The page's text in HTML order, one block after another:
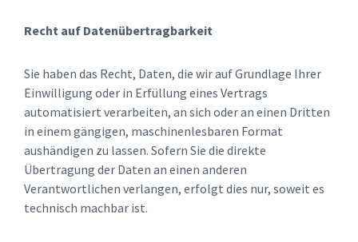
Recht auf Datenübertragbarkeit
Sie haben das Recht, Daten, die wir auf Grundlage Ihrer
Einwilligung oder in Erfüllung eines Vertrags
automatisiert verarbeiten, an sich oder an einen Dritten
in einem gängigen, maschinenlesbaren Format
aushändigen zu lassen. Sofern Sie die direkte
Übertragung der Daten an einen anderen
Verantwortlichen verlangen, erfolgt dies nur, soweit es
technisch machbar ist.